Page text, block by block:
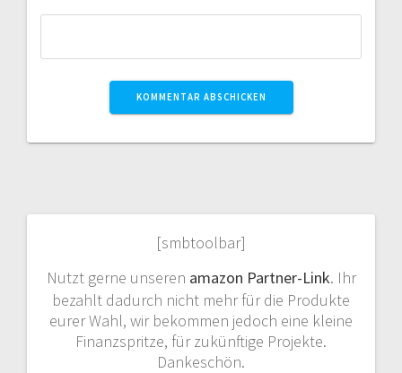
[smbtoolbar]
Nutzt gerne unseren amazon Partner-Link. Ihr
bezahlt dadurch nicht mehr für die Produkte
eurer Wahl, wir bekommen jedoch eine kleine
Finanzspritze, für zukünftige Projekte.
Dankeschön.